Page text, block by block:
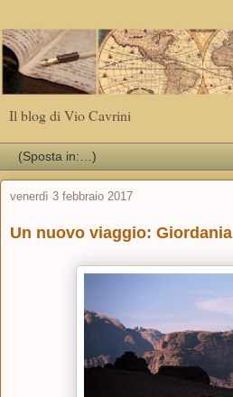
Il blog di Vio Cavrini
venerdì 3 febbraio 2017
Un nuovo viaggio: Giordania